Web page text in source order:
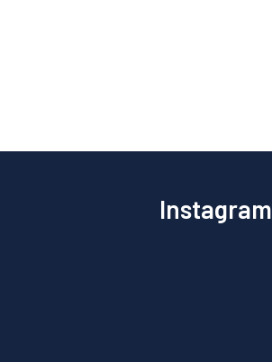
Instagram